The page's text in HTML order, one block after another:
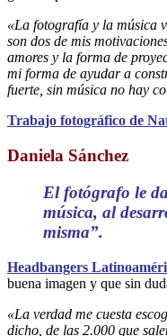
«La fotografía y la música
son dos de mis
amores y la forma de
mi forma de ayudar a
fuerte, sin música no hay
Trabajo fotográfico de
Daniela Sánchez
El fotógrafo le
música, al
misma”.
Headbangers
buena imagen y que sin
«La verdad me cuesta
dicho, de las 2.000 que